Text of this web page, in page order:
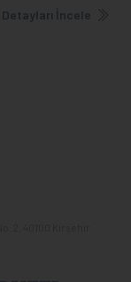
Detayları İncele